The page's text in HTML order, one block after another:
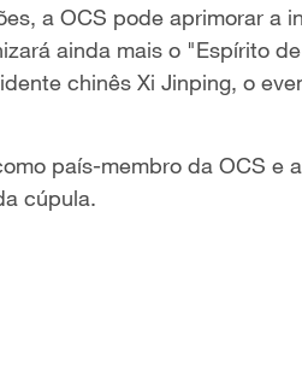
a OCS pode aprimorar a
ainda mais o "Espírito
chinês Xi Jinping, o
país-membro da OCS e
cúpula.